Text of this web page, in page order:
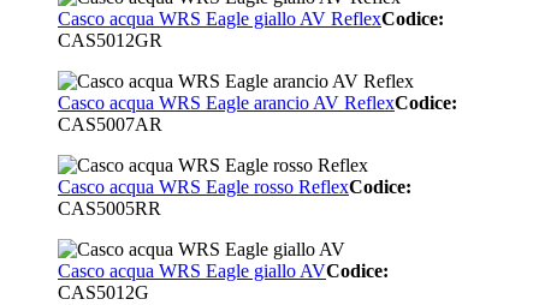
Casco acqua WRS Eagle giallo AV ReflexCodice:
CAS5012GR
Casco acqua WRS Eagle arancio AV ReflexCodice:
CAS5007AR
Casco acqua WRS Eagle rosso ReflexCodice:
CAS5005RR
Casco acqua WRS Eagle giallo AVCodice:
CAS5012G